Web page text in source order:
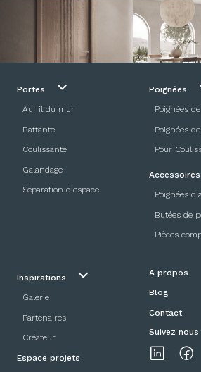
Portes
Au fil du mur
Battante
Coulissante
Galandage
Séparation d’espace
Poignées
Poignées
Poignées
Pour
Accessoires
Poignées
Butées de
Pièces
Inspirations
Galerie
Partenaires
Créateur
Espace projets
A propos
Blog
Contact
Suivez nous